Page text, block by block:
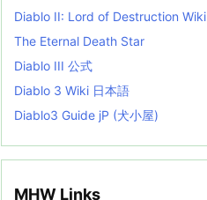
Diablo II: Lord of Destruction Wiki
The Eternal Death Star
Diablo III 公式
Diablo 3 Wiki 日本語
Diablo3 Guide jP (犬小屋)
MHW Links